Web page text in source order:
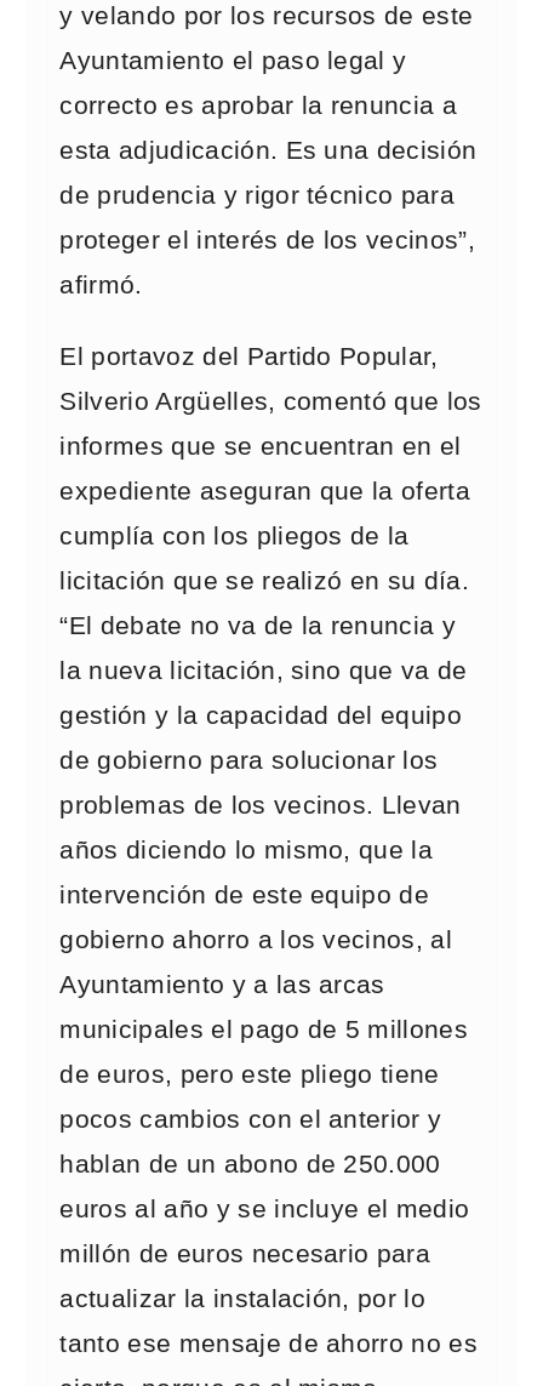
y velando por los recursos de este
Ayuntamiento el paso legal y
correcto es aprobar la renuncia a
esta adjudicación. Es una decisión
de prudencia y rigor técnico para
proteger el interés de los vecinos”,
afirmó.
El portavoz del Partido Popular,
Silverio Argüelles, comentó que los
informes que se encuentran en el
expediente aseguran que la oferta
cumplía con los pliegos de la
licitación que se realizó en su día.
“El debate no va de la renuncia y
la nueva licitación, sino que va de
gestión y la capacidad del equipo
de gobierno para solucionar los
problemas de los vecinos. Llevan
años diciendo lo mismo, que la
intervención de este equipo de
gobierno ahorro a los vecinos, al
Ayuntamiento y a las arcas
municipales el pago de 5 millones
de euros, pero este pliego tiene
pocos cambios con el anterior y
hablan de un abono de 250.000
euros al año y se incluye el medio
millón de euros necesario para
actualizar la instalación, por lo
tanto ese mensaje de ahorro no es